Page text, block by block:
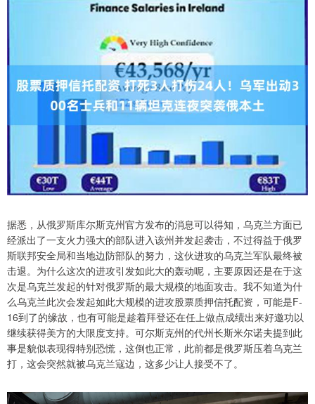
据悉，从俄罗斯库尔斯克州官方发布的消息可以得知，乌克兰方面已
经派出了一支火力强大的部队进入该州并发起袭击，不过得益于俄罗
斯联邦安全局和当地边防部队的努力，这伙进攻的乌克兰军队最终被
击退。为什么这次的进攻引发如此大的轰动呢，主要原因还是在于这
次是乌克兰发起的针对俄罗斯的最大规模的地面攻击。我不知道为什
么乌克兰此次会发起如此大规模的进攻股票质押信托配资，可能是F-
16到了的缘故，也有可能是趁着拜登还在任上做点成绩出来好邀功以
继续获得美方的大限度支持。可尔斯克州的代州长斯米尔诺夫提到此
事是貌似表现得特别恐慌，这倒也正常，此前都是俄罗斯压着乌克兰
打，这会突然就被乌克兰寇边，这多少让人接受不了。